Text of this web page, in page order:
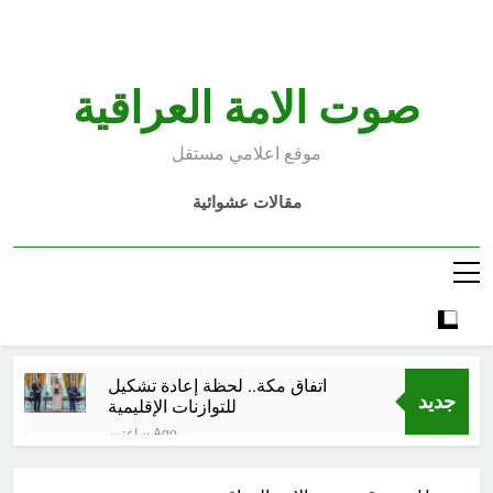
صوت الامة العراقية
موقع اعلامي مستقل
مقالات عشوائية
جديد
اتفاق مكة.. لحظة إعادة تشكيل
للتوازنات الإقليمية
ساعتين Ago